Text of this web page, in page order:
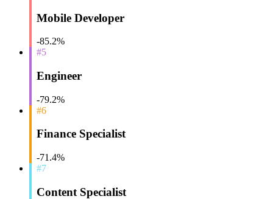
Mobile Developer
-85.2%
#5
Engineer
-79.2%
#6
Finance Specialist
-71.4%
#7
Content Specialist